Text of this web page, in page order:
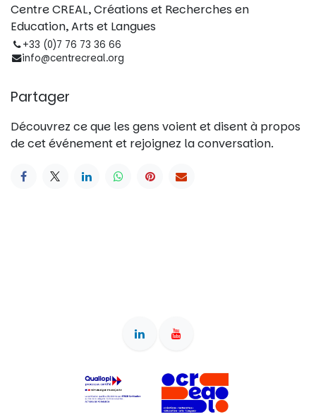
Centre CREAL, Créations et Recherches en
Education, Arts et Langues
+33 (0)7 76 73 36 66
info@centrecreal.org
Partager
Découvrez ce que les gens voient et disent à propos
de cet événement et rejoignez la conversation.